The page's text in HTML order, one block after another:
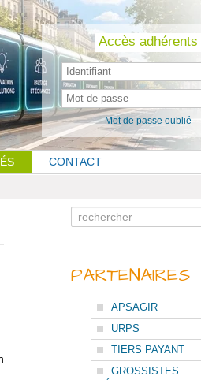
Skip
to
content Accès adhérents
Mot de passe oublié
CONTACT
Search
for
PARTENAIRES
APSAGIR
URPS
TIERS PAYANT
GROSSISTES